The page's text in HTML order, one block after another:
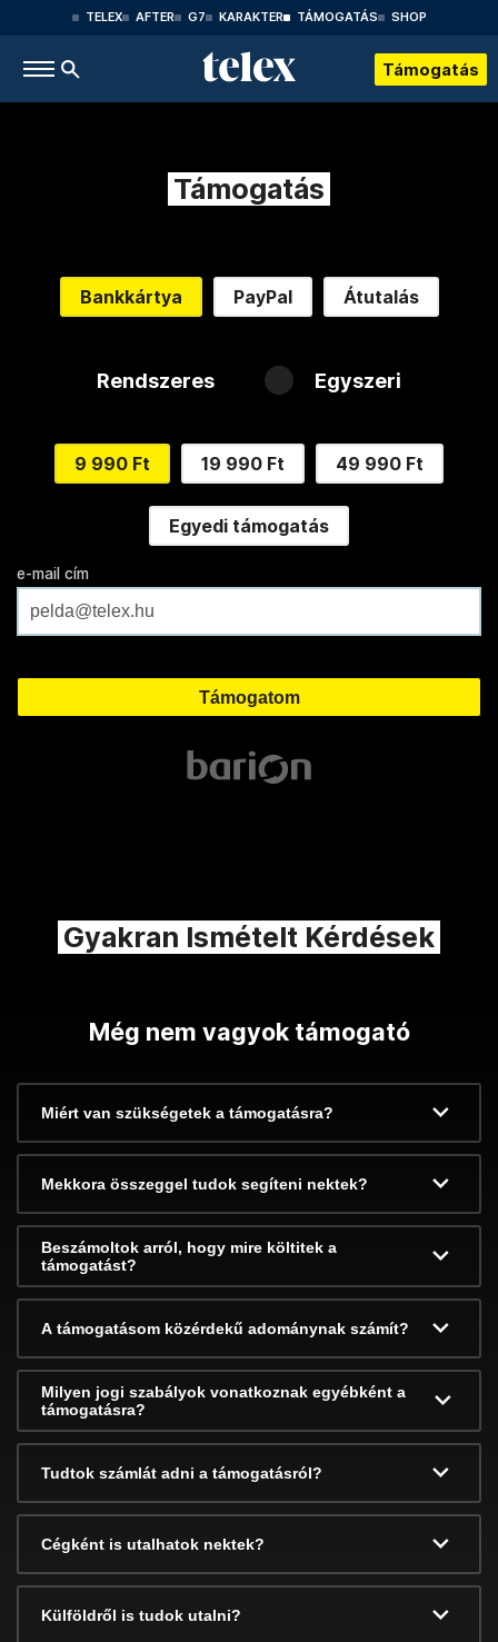
TELEX AFTER G7 KARAKTER TÁMOGATÁS SHOP
Támogatás
Támogatás
Bankkártya PayPal Átutalás
Rendszeres Egyszeri
9 990 Ft 19 990 Ft 49 990 Ft
Egyedi támogatás
e-mail cím
Gyakran Ismételt Kérdések
Még nem vagyok támogató
Miért van szükségetek a támogatásra?
Mekkora összeggel tudok segíteni nektek?
Beszámoltok arról, hogy mire költitek a
támogatást?
A támogatásom közérdekű adománynak számít?
Milyen jogi szabályok vonatkoznak egyébként a
támogatásra?
Tudtok számlát adni a támogatásról?
Cégként is utalhatok nektek?
Külföldről is tudok utalni?